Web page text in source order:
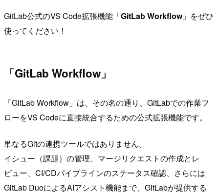
GitLab公式のVS Code拡張機能「GitLab Workflow」をぜひ
使ってください！
「GitLab Workflow」
「GitLab Workflow」は、その名の通り、GitLabでの作業フ
ローをVS Codeに直接統合するための公式拡張機能です。
単なるGitの連携ツールではありません。
イシュー（課題）の管理、マージリクエストの作成とレ
ビュー、CI/CDパイプラインのステータス確認、さらには
GitLab DuoによるAIアシスト機能まで、GitLabが提供する